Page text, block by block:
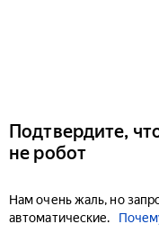
Подтвердите,
не робот
Нам очень жаль, но
автоматические.